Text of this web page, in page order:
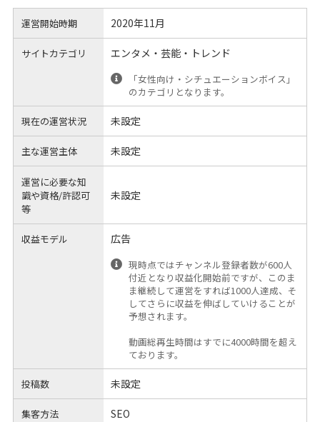
運営開始時期 2020年11月
サイトカテゴリ エンタメ・芸能・トレンド
「女性向け・シチュエーションボイス」
のカテゴリとなります。
現在の運営状況 未設定
主な運営主体 未設定
運営に必要な知
識や資格/許認可
等
未設定
収益モデル 広告
現時点ではチャンネル登録者数が600人
付近となり収益化開始前ですが、このま
ま継続して運営をすれば1000人達成、そ
してさらに収益を伸ばしていけることが
予想されます。
動画総再生時間はすでに4000時間を超え
ております。
投稿数 未設定
集客方法 SEO